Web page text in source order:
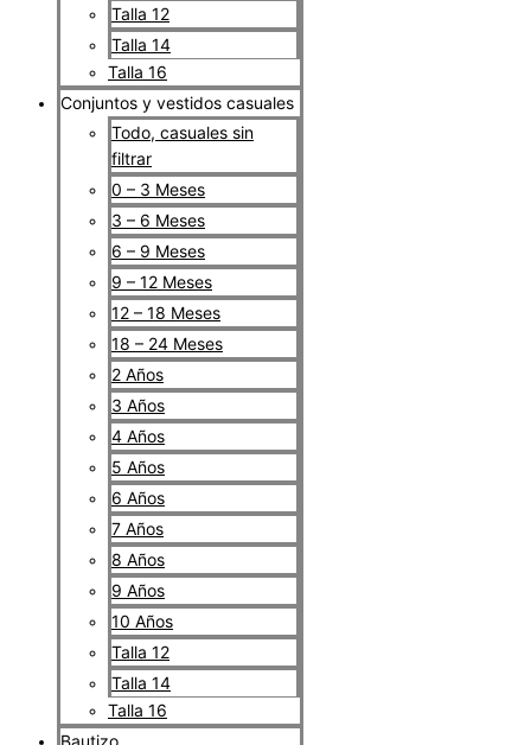
Talla 12
Talla 14
Talla 16
Conjuntos y vestidos casuales
Todo, casuales sin
filtrar
0 – 3 Meses
3 – 6 Meses
6 – 9 Meses
9 – 12 Meses
12 – 18 Meses
18 – 24 Meses
2 Años
3 Años
4 Años
5 Años
6 Años
7 Años
8 Años
9 Años
10 Años
Talla 12
Talla 14
Talla 16
Bautizo